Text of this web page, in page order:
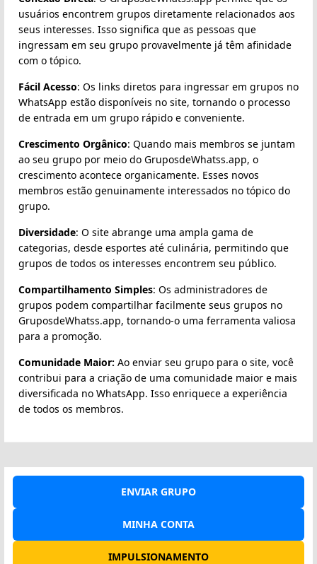
usuários encontrem grupos diretamente relacionados aos
seus interesses. Isso significa que as pessoas que
ingressam em seu grupo provavelmente já têm afinidade
com o tópico.
Fácil Acesso: Os links diretos para ingressar em grupos no
WhatsApp estão disponíveis no site, tornando o processo
de entrada em um grupo rápido e conveniente.
Crescimento Orgânico: Quando mais membros se juntam
ao seu grupo por meio do GruposdeWhatss.app, o
crescimento acontece organicamente. Esses novos
membros estão genuinamente interessados no tópico do
grupo.
Diversidade: O site abrange uma ampla gama de
categorias, desde esportes até culinária, permitindo que
grupos de todos os interesses encontrem seu público.
Compartilhamento Simples: Os administradores de
grupos podem compartilhar facilmente seus grupos no
GruposdeWhatss.app, tornando-o uma ferramenta valiosa
para a promoção.
Comunidade Maior: Ao enviar seu grupo para o site, você
contribui para a criação de uma comunidade maior e mais
diversificada no WhatsApp. Isso enriquece a experiência
de todos os membros.
ENVIAR GRUPO
MINHA CONTA
IMPULSIONAMENTO